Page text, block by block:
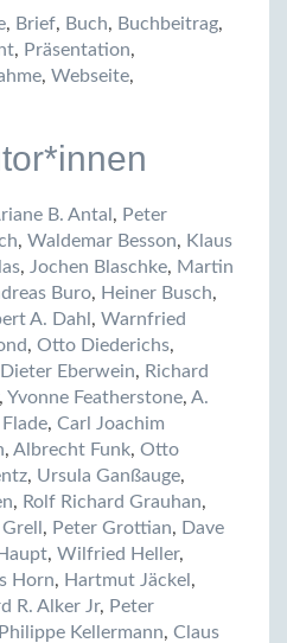
, Brief, Buch, Buchbeitrag,
, Präsentation,
, Webseite,
B. Antal , Peter
, Waldemar Besson, Klaus
, Jochen Blaschke, Martin
Buro, Heiner Busch,
A. Dahl , Warnfried
, Otto Diederichs,
Eberwein, Richard
, Yvonne Featherstone, A.
, Carl Joachim
, Albrecht Funk, Otto
, Ursula Ganßauge,
, Rolf Richard Grauhan,
, Peter Grottian, Dave
, Wilfried Heller,
Horn, Hartmut Jäckel ,
R. Alker Jr, Peter
Philippe Kellermann, Claus